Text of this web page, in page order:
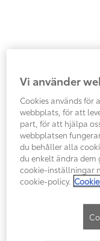
Vi använder
Cookies används för
webbplats, för att
part, för att hjälpa
webbplatsen
du behåller alla
du enkelt ändra
cookie-inställningar
cookie-policy.